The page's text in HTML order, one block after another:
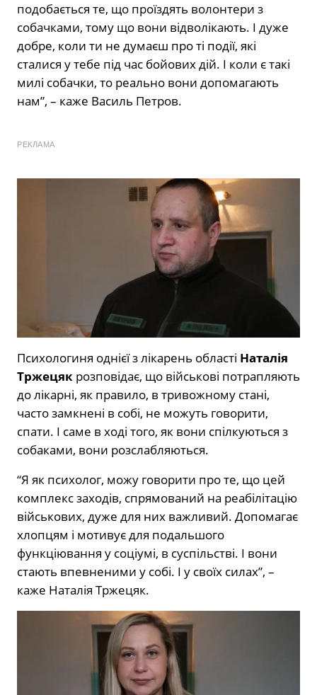
подобається те, що проїздять волонтери з
собачками, тому що вони відволікають. І дуже
добре, коли ти не думаєш про ті події, які
сталися у тебе під час бойових дій. І коли є такі
милі собачки, то реально вони допомагають
нам”, – каже Василь Петров.
РЕКЛАМА
Психологиня однієї з лікарень області Наталія
Тржецяк розповідає, що військові потрапляють
до лікарні, як правило, в тривожному стані,
часто замкнені в собі, не можуть говорити,
спати. І саме в ході того, як вони спілкуються з
собаками, вони розслабляються.
“Я як психолог, можу говорити про те, що цей
комплекс заходів, спрямований на реабілітацію
військових, дуже для них важливий. Допомагає
хлопцям і мотивує для подальшого
функціювання у соціумі, в суспільстві. І вони
стають впевненими у собі. І у своїх силах”, –
каже Наталія Тржецяк.